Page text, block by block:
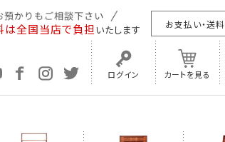
は全国当店で負担 いたします お支払い・送
ログイン カートを見る